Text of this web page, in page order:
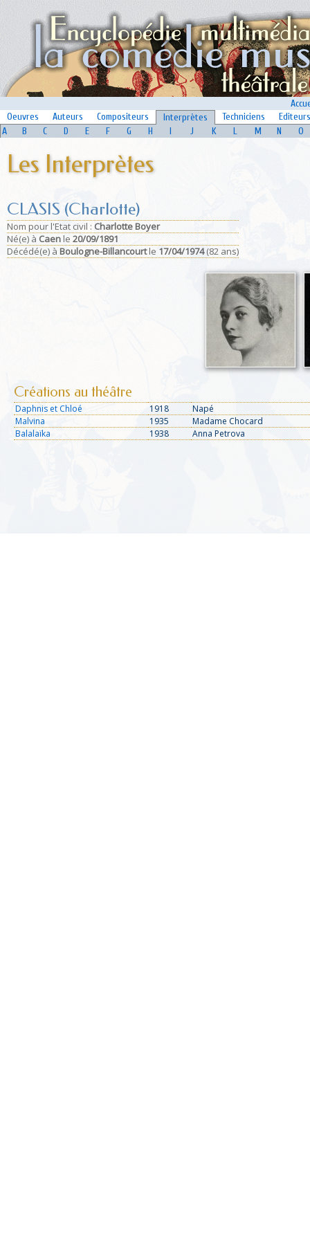
Oeuvres
Auteurs Compositeurs Interprètes Techniciens
Editeurs
A
B C D E F G H I J K L M N O
Les Interprètes
CLASIS (Charlotte)
Nom pour l'Etat civil : Charlotte Boyer
Né(e) à Caenle 20/09/1891
Décédé(e) à Boulogne-Billancourtle 17/04/1974(82 ans)
Créations au théâtre
Daphnis et Chloé 1918
Napé
Malvina
1935
Madame Chocard
Balalaïka
1938 Anna Petrova